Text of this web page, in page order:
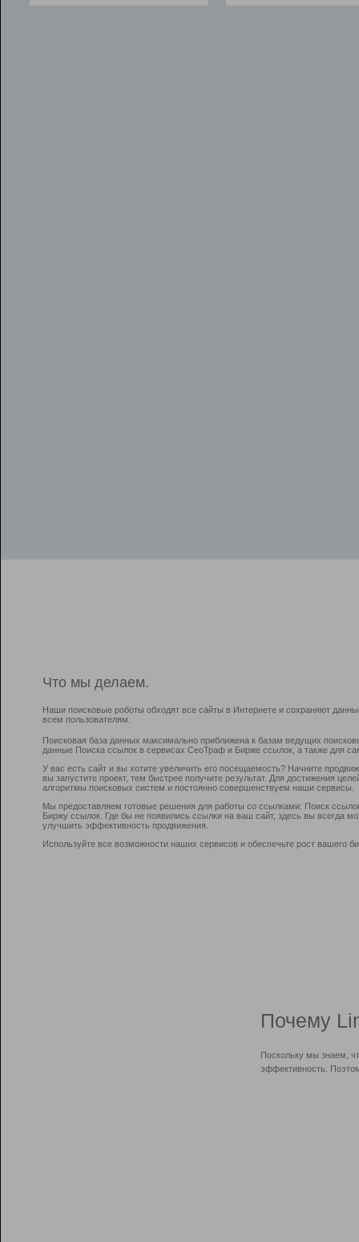
Что мы делаем.
Наши поисковые роботы обходят все сайты в Интернете и сохраняют
всем пользователям.
Поисковая база данных максимально приближена к базам ведущих
данные Поиска ссылок в сервисах СеоТраф и Бирже ссылок, а также для
У вас есть сайт и вы хотите увеличить его посещаемость? Начните
вы запустите проект, тем быстрее получите результат. Для достижения
алгоритмы поисковых систем и постоянно совершенствуем наши сервисы.
Мы предоставляем готовые решения для работы со ссылками: Поиск
Биржу ссылок. Где бы не появились ссылки на ваш сайт, здесь вы всегда
улучшить эффективность продвижения.
Используйте все возможности наших сервисов и обеспечьте рост вашего
Почему
Поскольку мы знаем,
эффективность.